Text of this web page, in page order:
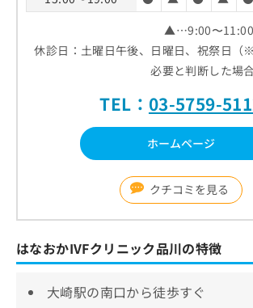
▲…9:00〜11:00
休診日：土曜日午後、日曜日、祝祭日（
必要と判断した場
TEL： 03-5759-
ホームページ
クチコミを見る
はなおかIVFクリニック品川の特徴
大崎駅の南口から徒歩すぐ